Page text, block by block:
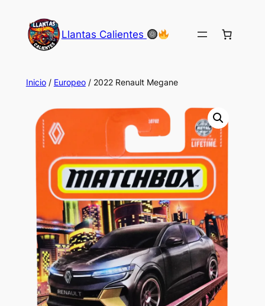
contenido
Llantas Calientes
Inicio/ Europeo/ 2022 Renault Megane